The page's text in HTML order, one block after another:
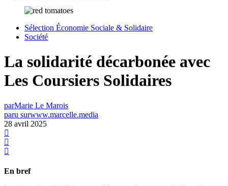
Sélection Économie Sociale & Solidaire
Société
La solidarité décarbonée avec
Les Coursiers Solidaires
parMarie Le Marois
paru surwww.marcelle.media
28 avril 2025
En bref